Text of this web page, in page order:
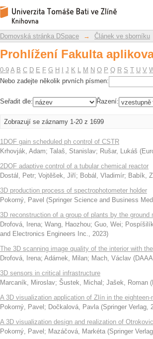
Prohlížení Fakulta
Repozitář DSpace/Manakin
Domovská stránka DSpace → Článek ve sborníku
Prohlížení Fakulta
0-9 A B C D E F G H J K L M N O P Q R S T U V
Nebo zadejte několik prvních písmen:
Seřadit dle: Řazení:
Zobrazují se záznamy 1-20 z 1699
1DOF gain scheduled ph control of CSTR
Krhovják, Adam; Talaš, Stanislav; Rušar, Lukáš (
2DOF adaptive control of a tubular chemical reactor
Dostál, Petr; Vojtěšek, Jiří; Bobál, Vladimír; Babík,
3D production process of spectrophotometer holder
Pokorný, Pavel (Springer Science and Business
3D reconstruction of a group of plants by the
Drofová, Irena; Wang, Haozhou; Guo, Wei;
and Electronics Engineers Inc., 2023)
The 3D scanning image quality of the interior with
Drofová, Irena; Adámek, Milan; Mach, Václav (
3D sensors in critical infrastructure
Marcaník, Miroslav; Šustek, Michal ; Jašek, Roman (
A 3D visualization application of Zlín in the eighteen-
Pokorný, Pavel ; Dočkalová, Pavla (Springer Verlag,
A 3D visualization design and realization of
Pokorný, Pavel ; Mazáčová, Markéta (Springer Verlag